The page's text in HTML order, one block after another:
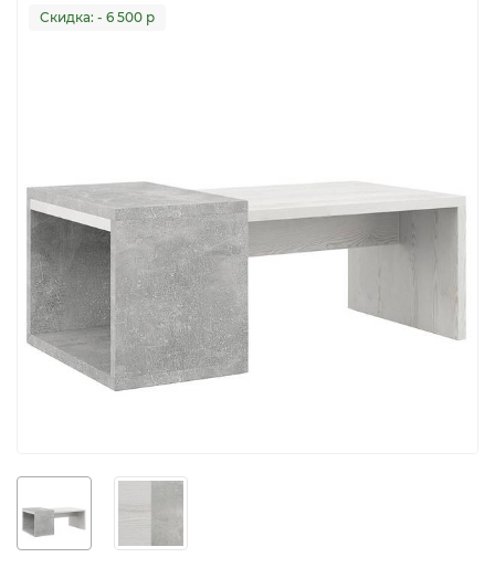
Cкидка: - 6 500 р